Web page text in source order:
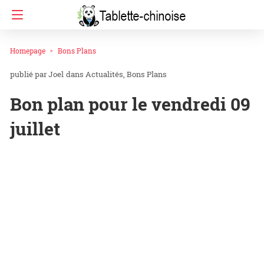
Homepage Bons Plans
Joel dans Actualités Bons Plans
Bon plan pour le vendredi 09
juillet